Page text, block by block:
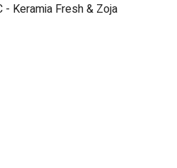
- Keramia Fresh & Zoja